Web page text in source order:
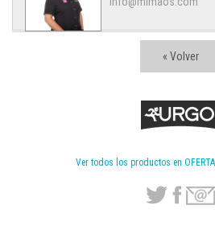
« Volver
Ver todos los productos en